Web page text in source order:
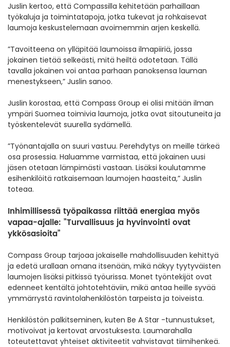
Juslin kertoo, että Compassilla kehitetään parhaillaan
työkaluja ja toimintatapoja, jotka tukevat ja rohkaisevat
laumoja keskustelemaan avoimemmin arjen keskellä.
”Tavoitteena on ylläpitää laumoissa ilmapiiriä, jossa
jokainen tietää selkeästi, mitä heiltä odotetaan. Tällä
tavalla jokainen voi antaa parhaan panoksensa lauman
menestykseen,” Juslin sanoo.
Juslin korostaa, että Compass Group ei olisi mitään ilman
ympäri Suomea toimivia laumoja, jotka ovat sitoutuneita ja
työskentelevät suurella sydämellä.
”Työnantajalla on suuri vastuu. Perehdytys on meille tärkeä
osa prosessia. Haluamme varmistaa, että jokainen uusi
jäsen otetaan lämpimästi vastaan. Lisäksi koulutamme
esihenkilöitä ratkaisemaan laumojen haasteita,” Juslin
toteaa.
Inhimillisessä työpaikassa riittää energiaa myös
vapaa-ajalle: ”Turvallisuus ja hyvinvointi ovat
ykkösasioita”
Compass Group tarjoaa jokaiselle mahdollisuuden kehittyä
ja edetä urallaan omana itsenään, mikä näkyy tyytyväisten
laumojen lisäksi pitkissä työurissa. Monet työntekijät ovat
edenneet kentältä johtotehtäviin, mikä antaa heille syvää
ymmärrystä ravintolahenkilöstön tarpeista ja toiveista.
Henkilöstön palkitseminen, kuten Be A Star -tunnustukset,
motivoivat ja kertovat arvostuksesta. Laumarahalla
toteutettavat yhteiset aktiviteetit vahvistavat tiimihenkeä.